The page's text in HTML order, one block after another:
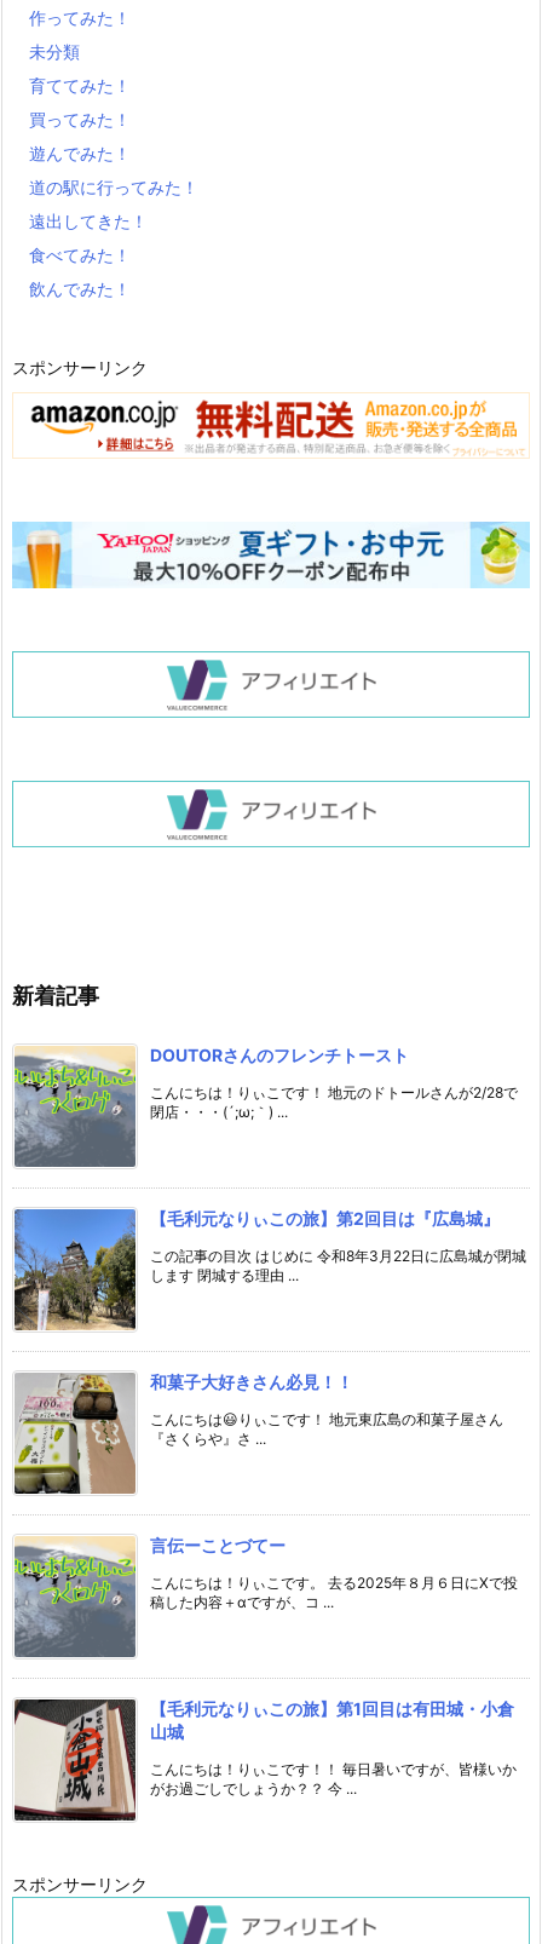
作ってみた！
未分類
育ててみた！
買ってみた！
遊んでみた！
道の駅に行ってみた！
遠出してきた！
食べてみた！
飲んでみた！
スポンサーリンク
新着記事
DOUTORさんのフレンチトースト
こんにちは！りぃこです！ 地元のドトールさんが2/28で
閉店・・・(´;ω;｀) ...
【毛利元なりぃこの旅】第2回目は『広島城』
この記事の目次 はじめに 令和8年3月22日に広島城が閉城
します 閉城する理由 ...
和菓子大好きさん必見！！
こんにちは😃りぃこです！ 地元東広島の和菓子屋さん
『さくらや』さ ...
言伝ーことづてー
こんにちは！りぃこです。 去る2025年８月６日にXで投
稿した内容＋αですが、コ ...
【毛利元なりぃこの旅】第1回目は有田城・小倉
山城
こんにちは！りぃこです！！ 毎日暑いですが、皆様いか
がお過ごしでしょうか？？ 今 ...
スポンサーリンク